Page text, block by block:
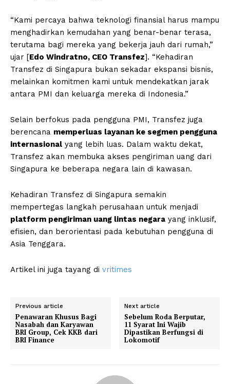
“Kami percaya bahwa teknologi finansial harus mampu
menghadirkan kemudahan yang benar-benar terasa,
terutama bagi mereka yang bekerja jauh dari rumah,”
ujar [Edo Windratno, CEO Transfez]. “Kehadiran
Transfez di Singapura bukan sekadar ekspansi bisnis,
melainkan komitmen kami untuk mendekatkan jarak
antara PMI dan keluarga mereka di Indonesia.”
Selain berfokus pada pengguna PMI, Transfez juga
berencana memperluas layanan ke segmen pengguna
internasional yang lebih luas. Dalam waktu dekat,
Transfez akan membuka akses pengiriman uang dari
Singapura ke beberapa negara lain di kawasan.
Kehadiran Transfez di Singapura semakin
mempertegas langkah perusahaan untuk menjadi
platform pengiriman uang lintas negara yang inklusif,
efisien, dan berorientasi pada kebutuhan pengguna di
Asia Tenggara.
Artikel ini juga tayang di vritimes
Previous article
Penawaran Khusus Bagi
Nasabah dan Karyawan
BRI Group, Cek KKB dari
BRI Finance
Next article
Sebelum Roda Berputar,
11 Syarat Ini Wajib
Dipastikan Berfungsi di
Lokomotif